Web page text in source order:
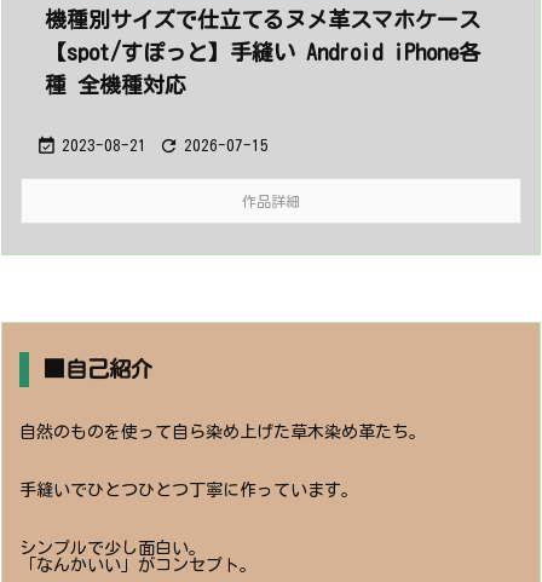
機種別サイズで仕立てるヌメ革スマホケース
【spot/すぽっと】手縫い Android iPhone各
種 全機種対応
 2023-08-21  2026-07-15
作品詳細
■自己紹介
自然のものを使って自ら染め上げた草木染め革たち。
手縫いでひとつひとつ丁寧に作っています。
シンプルで少し面白い。
「なんかいい」がコンセプト。